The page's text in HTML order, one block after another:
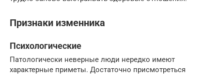
Признаки изменника
Психологические
Патологически неверные люди нередко имеют
характерные приметы. Достаточно присмотреться